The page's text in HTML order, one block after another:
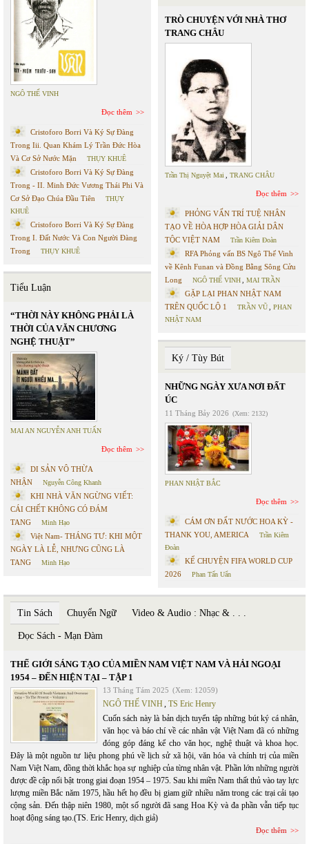
NGÔ THẾ VINH
Đọc thêm
Cristoforo Borri Và Ký Sự Đàng
Trong Iii. Quan Khám Lý Trần Đức Hòa
Và Cơ Sở Nước Mặn
THỤY KHUÊ
Cristoforo Borri Và Ký Sự Đàng
Trong - II. Minh Đức Vương Thái Phi Và
Cơ Sở Đạo Chúa Đầu Tiên
THỤY
KHUÊ
Cristoforo Borri Và Ký Sự Đàng
Trong I. Đất Nước Và Con Người Đàng
Trong
THỤY KHUÊ
Tiểu Luận
“THỜI NÀY KHÔNG PHẢI LÀ
THỜI CỦA VĂN CHƯƠNG
NGHỆ THUẬT”
MAI AN NGUYỄN ANH TUẤN
Đọc thêm
DI SẢN VÔ THỪA
NHẬN
Nguyễn Công Khanh
KHI NHÀ VĂN NGỪNG VIẾT:
CÁI CHẾT KHÔNG CÓ ĐÁM
TANG
Minh Hạo
Việt Nam- THÁNG TƯ: KHI MỘT
NGÀY LÀ LỄ, NHƯNG CŨNG LÀ
TANG
Minh Hạo
TRÒ CHUYỆN VỚI NHÀ THƠ
TRANG CHÂU
Trần Thị Nguyệt Mai TRANG CHÂU
Đọc thêm
PHỎNG VẤN TRÍ TUỆ NHÂN
TẠO VỀ HÒA HỢP HÒA GIẢI DÂN
TỘC VIỆT NAM
Trần Kiêm Đoàn
RFA Phỏng vấn BS Ngô Thế Vinh
về Kênh Funan và Đồng Bằng Sông Cửu
Long
NGÔ THẾ VINH MAI TRẦN
GẶP LẠI PHAN NHẬT NAM
TRÊN QUỐC LỘ 1
TRẦN VŨ
PHAN
NHẬT NAM
Ký / Tùy Bút
NHỮNG NGÀY XƯA NƠI ĐẤT
ÚC
11 Tháng Bảy 2026 (Xem: 2132)
PHAN NHẬT BẮC
Đọc thêm
CÁM ƠN ĐẤT NƯỚC HOA KỲ -
THANK YOU, AMERICA
Trần Kiêm
Đoàn
KỂ CHUYỆN FIFA WORLD CUP
2026
Phan Tấn Uẩn
Tin Sách Chuyển Ngữ Video & Audio : Nhạc & . . .
Đọc Sách - Mạn Đàm
THẾ GIỚI SÁNG TẠO CỦA MIỀN NAM VIỆT NAM VÀ HẢI NGOẠI
1954 – ĐẾN HIỆN TẠI – TẬP 1
13 Tháng Tám 2025 (Xem: 12059)
NGÔ THẾ VINH, TS Eric Henry
Cuốn sách này là bản dịch tuyển tập những bút ký cá nhân,
văn học và báo chí về các nhân vật Việt Nam đã có những
đóng góp đáng kể cho văn học, nghệ thuật và khoa học.
Đây là một nguồn tư liệu phong phú về lịch sử xã hội, văn hóa và chính trị của miền
Nam Việt Nam, đồng thời khắc họa sự nghiệp của từng nhân vật. Phần lớn những người
được đề cập nổi bật trong giai đoạn 1954 – 1975. Sau khi miền Nam thất thủ vào tay lực
lượng miền Bắc năm 1975, hầu hết họ đều bị giam giữ nhiều năm trong các trại cải tạo
cộng sản. Đến thập niên 1980, một số người đã sang Hoa Kỳ và đa phần vẫn tiếp tục
hoạt động sáng tạo.(TS. Eric Henry, dịch giả)
Đọc thêm